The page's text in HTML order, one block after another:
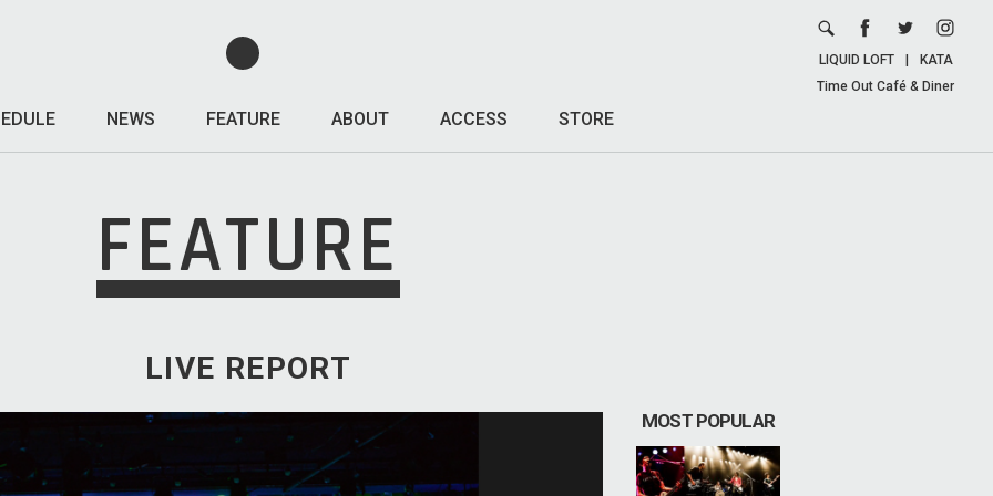
NEWS FEATURE ABOUT ACCESS STORE
LIQUID LOFT
KATA
Time Out Café & Diner
FEATURE
LIVE REPORT
MOST POPULAR